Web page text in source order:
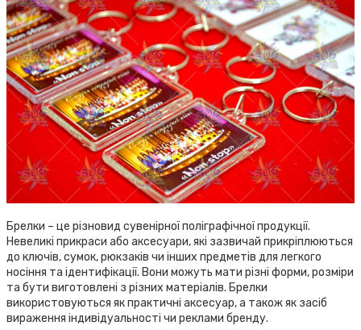
Брелки – це різновид сувенірної поліграфічної продукції.
Невеликі прикраси або аксесуари, які зазвичай прикріплюються
до ключів, сумок, рюкзаків чи інших предметів для легкого
носіння та ідентифікації. Вони можуть мати різні форми, розміри
та бути виготовлені з різних матеріалів. Брелки
використовуються як практичні аксесуар, а також як засіб
вираження індивідуальності чи реклами бренду.